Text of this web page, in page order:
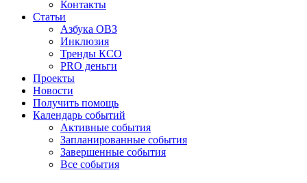
Контакты
Статьи
Азбука ОВЗ
Инклюзия
Тренды КСО
PRO деньги
Проекты
Новости
Получить помощь
Календарь событий
Активные события
Запланированные события
Завершенные события
Все события